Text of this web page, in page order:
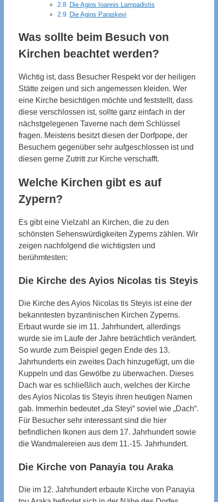
Die Agios Ioannis Lampadistis
Die Agios Paraskevi
Was sollte beim Besuch von
Kirchen beachtet werden?
Wichtig ist, dass Besucher Respekt vor der heiligen
Stätte zeigen und sich angemessen kleiden. Wer
eine Kirche besichtigen möchte und feststellt, dass
diese verschlossen ist, sollte ganz einfach in der
nächstgelegenen Taverne nach dem Schlüssel
fragen. Meistens besitzt diesen der Dorfpope, der
Besuchern gegenüber sehr aufgeschlossen ist und
diesen gerne Zutritt zur Kirche verschafft.
Welche Kirchen gibt es auf
Zypern?
Es gibt eine Vielzahl an Kirchen, die zu den
schönsten Sehenswürdigkeiten Zyperns zählen. Wir
zeigen nachfolgend die wichtigsten und
berühmtesten:
Die Kirche des Ayios Nicolas tis Steyis
Die Kirche des Ayios Nicolas tis Steyis ist eine der
bekanntesten byzantinischen Kirchen Zyperns.
Erbaut wurde sie im 11. Jahrhundert, allerdings
wurde sie im Laufe der Jahre beträchtlich verändert.
So wurde zum Beispiel gegen Ende des 13.
Jahrhunderts ein zweites Dach hinzugefügt, um die
Kuppeln und das Gewölbe zu überwachen. Dieses
Dach war es schließlich auch, welches der Kirche
des Ayios Nicolas tis Steyis ihren heutigen Namen
gab. Immerhin bedeutet „da Steyi“ soviel wie „Dach“.
Für Besucher sehr interessant sind die hier
befindlichen Ikonen aus dem 17. Jahrhundert sowie
die Wandmalereien aus dem 11.-15. Jahrhundert.
Die Kirche von Panayia tou Araka
Die im 12. Jahrhundert erbaute Kirche von Panayia